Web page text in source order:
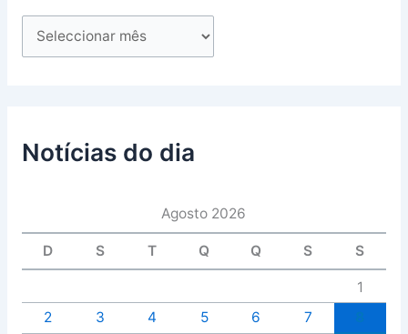
Notícias do dia
Agosto 2026
D S T Q Q S S
1
2
3 4 5 6 7